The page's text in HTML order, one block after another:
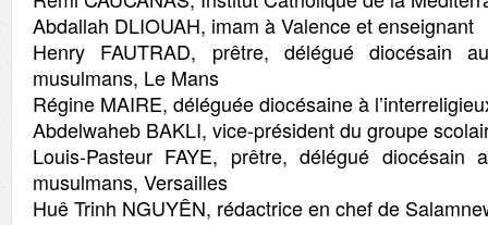
Abdallah DLIOUAH, imam à Valence et enseignant
Henry FAUTRAD, prêtre, délégué diocésain
musulmans, Le Mans
Régine MAIRE, déléguée diocésaine à
Abdelwaheb BAKLI, vice-président du groupe
Louis-Pasteur FAYE, prêtre, délégué diocésain
musulmans, Versailles
Huê Trinh NGUYÊN, rédactrice en chef de